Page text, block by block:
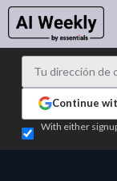
Continue
With either